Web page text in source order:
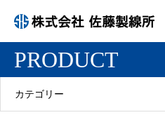
PRODUCT
カテゴリー